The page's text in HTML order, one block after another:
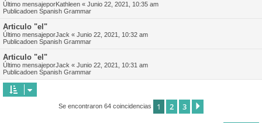
Último mensajeporKathleen « Junio 22, 2021, 10:35 am
Publicadoen Spanish Grammar
Articulo "el"
Último mensajeporJack « Junio 22, 2021, 10:32 am
Publicadoen Spanish Grammar
Articulo "el"
Último mensajeporJack « Junio 22, 2021, 10:31 am
Publicadoen Spanish Grammar
Se encontraron 64 coincidencias 1 2 3